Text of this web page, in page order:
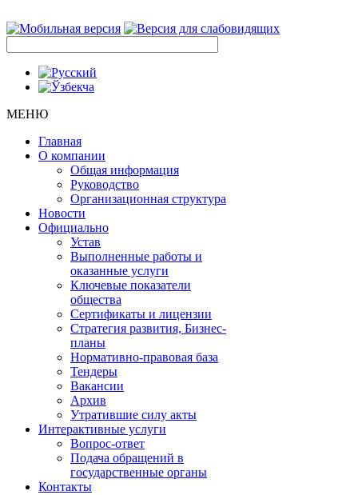
МЕНЮ
Главная
О компании
Общая информация
Руководство
Организационная структура
Новости
Официально
Устав
Выполненные работы и
оказанные услуги
Ключевые показатели
общества
Сертификаты и лицензии
Стратегия развития, Бизнес-
планы
Нормативно-правовая база
Тендеры
Вакансии
Архив
Утратившие силу акты
Интерактивные услуги
Вопрос-ответ
Подача обращений в
государственные органы
Контакты